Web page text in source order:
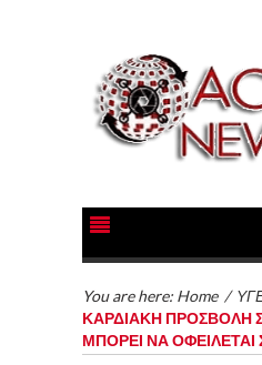
You are here: Home /
ΚΑΡΔΙΑΚΗ ΠΡΟΣΒΟΛΗ
ΜΠΟΡΕΙ ΝΑ ΟΦΕΙΛΕΤΑΙ